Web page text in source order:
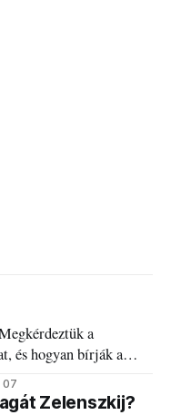
a
és hogyan bírják a
07
Zelenszkij?